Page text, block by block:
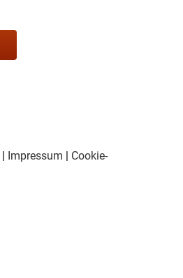
Impressum
Cookie-